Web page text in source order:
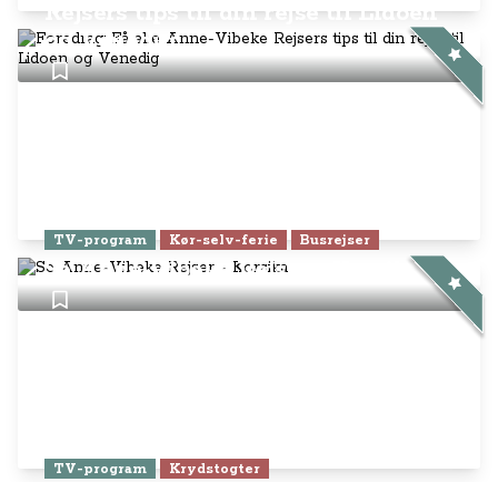
Rejsers tips til din rejse til Lidoen
og Venedig
TV-program Kør-selv-ferie Busrejser
Se Anne-Vibeke Rejser - Korsika
TV-program Krydstogter